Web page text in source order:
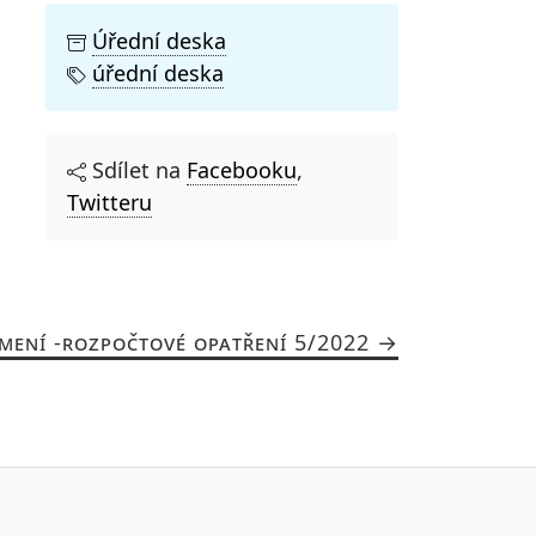
Úřední deska
úřední deska
Sdílet na Facebooku,
Twitteru
-ROZPOČTOVÉ OPATŘENÍ 5/2022